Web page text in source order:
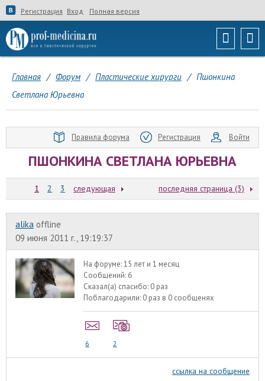
Регистрация Вход Полная версия
Главная / Форум / Пластические хирурги / Пшонкина
Светлана Юрьевна
Правила форума Регистрация Войти
ПШОНКИНА СВЕТЛАНА ЮРЬЕВНА
1 2 3 следующая последняя страница (3)
alika offline
09 июня 2011 г., 19:19:37
На форуме:15 лет и 1 месяц
Сообщений: 6
Сказал(а) спасибо: 0 раз
Поблагодарили: 0 раз в 0 сообщенях
6 2
ссылка на сообщение